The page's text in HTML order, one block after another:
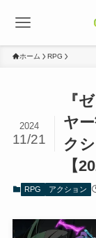
ホーム RPG
『
ヤ
ク
【
2024
11/21
RPG アクション